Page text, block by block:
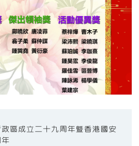
區成立二十九周年暨香港國安